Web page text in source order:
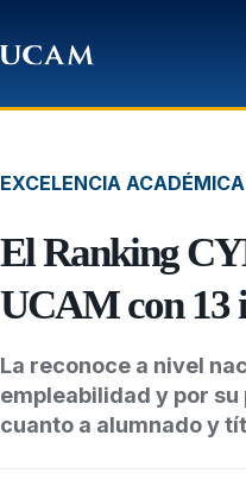
EXCELENCIA ACADÉMICA
El Ranking
UCAM con 13
La reconoce a nivel
empleabilidad y por
cuanto a alumnado y